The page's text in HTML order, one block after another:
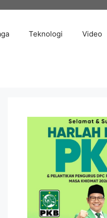
Teknologi Video